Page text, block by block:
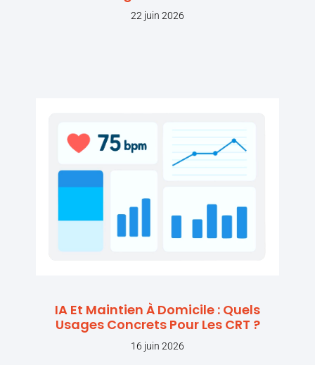
22 juin 2026
IA Et Maintien À Domicile : Quels
Usages Concrets Pour Les CRT ?
16 juin 2026